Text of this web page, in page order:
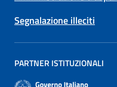
Segnalazione illeciti
PARTNER ISTITUZIONALI